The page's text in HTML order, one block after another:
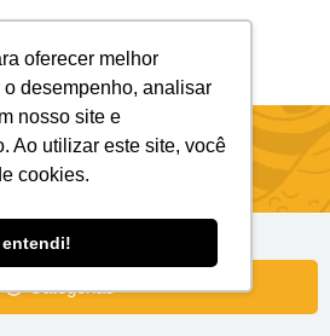
oferecer melhor
desempenho, analisar
nosso site e
Ao utilizar este site, você
cookies.
entendi!
TILT BT
Categorias